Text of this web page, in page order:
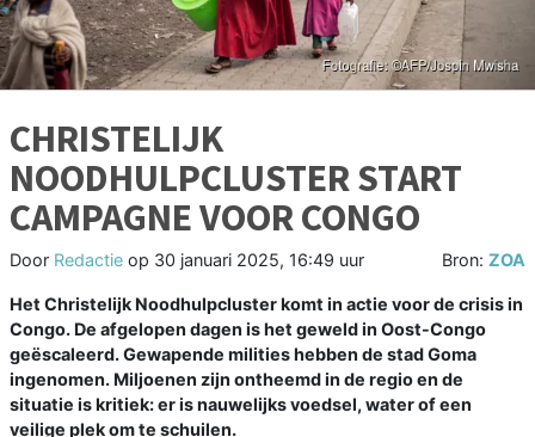
CHRISTELIJK
NOODHULPCLUSTER START
CAMPAGNE VOOR CONGO
Door Redactie op 30 januari 2025, 16:49 uur Bron: ZOA
Het Christelijk Noodhulpcluster komt in actie voor de crisis in
Congo. De afgelopen dagen is het geweld in Oost-Congo
geëscaleerd. Gewapende milities hebben de stad Goma
ingenomen. Miljoenen zijn ontheemd in de regio en de
situatie is kritiek: er is nauwelijks voedsel, water of een
veilige plek om te schuilen.